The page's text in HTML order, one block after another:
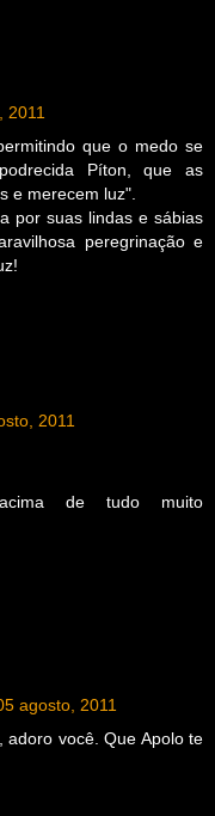
2011
que o medo se
Píton, que as
e merecem luz".
por suas lindas e sábias
peregrinação e
2011
de tudo muito
agosto, 2011
adoro você. Que Apolo te